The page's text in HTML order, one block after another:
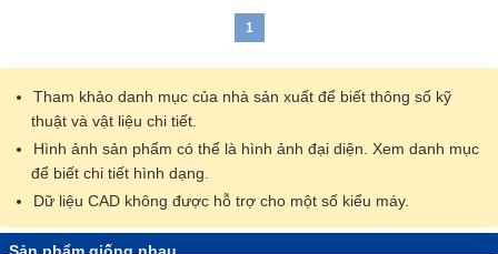
1
Tham khảo danh mục của nhà sản xuất để biết thông số kỹ
thuật và vật liệu chi tiết.
Hình ảnh sản phẩm có thể là hình ảnh đại diện. Xem danh mục
để biết chi tiết hình dạng.
Dữ liệu CAD không được hỗ trợ cho một số kiểu máy.